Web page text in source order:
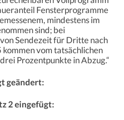
Fensterprogramme
mindestens im
sind; bei
Sendezeit für Dritte nach
vom tatsächlichen
Prozentpunkte in Abzug.“
geändert:
2 eingefügt: